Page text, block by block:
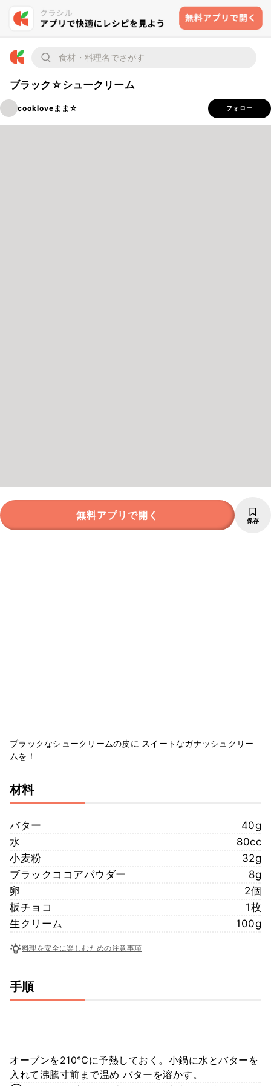
ブラック☆シュークリーム
cookloveまま☆ フォロー
無料アプリで開く 保存
ブラックなシュークリームの皮に スイートなガナッシュクリー
ムを！
材料
バター
40g
水
80cc
小麦粉
32g
ブラックココアパウダー
8g
卵
2個
板チョコ
1枚
生クリーム
100g
料理を安全に楽しむための注意事項
手順
オーブンを210℃に予熱しておく。小鍋に水とバターを
入れて沸騰寸前まで温め バターを溶かす。